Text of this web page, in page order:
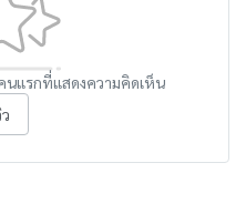
นแรกที่แสดงความคิดเห็น